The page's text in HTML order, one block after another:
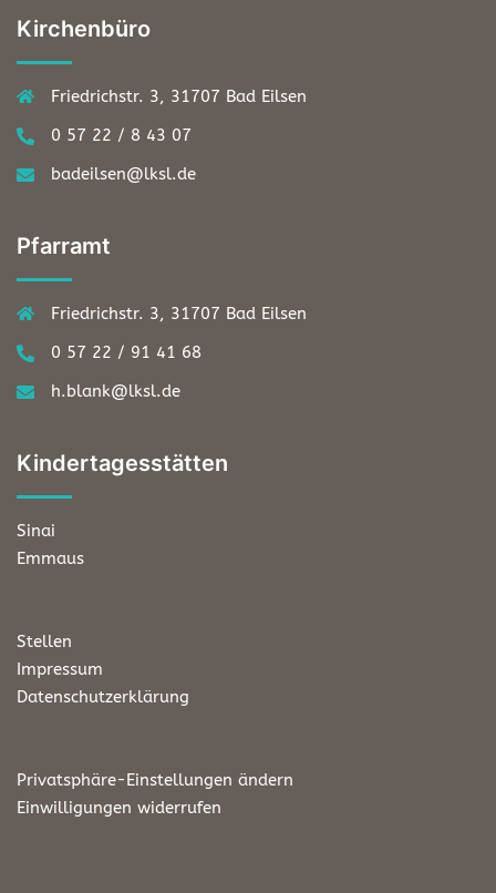
Kirchenbüro
Friedrichstr. 3, 31707 Bad Eilsen
0 57 22 / 8 43 07
badeilsen@lksl.de
Pfarramt
Friedrichstr. 3, 31707 Bad Eilsen
0 57 22 / 91 41 68
h.blank@lksl.de
Kindertagesstätten
Sinai
Emmaus
Stellen
Impressum
Datenschutzerklärung
Privatsphäre-Einstellungen ändern
Einwilligungen widerrufen